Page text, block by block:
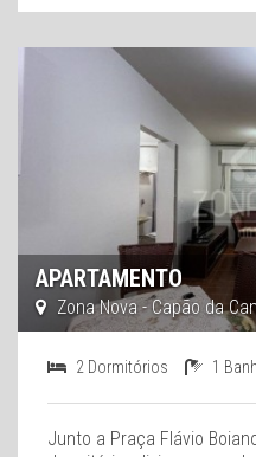
APARTAMENTO
Zona Nova - Capão da
2 Dormitórios 1
Junto a Praça Flávio